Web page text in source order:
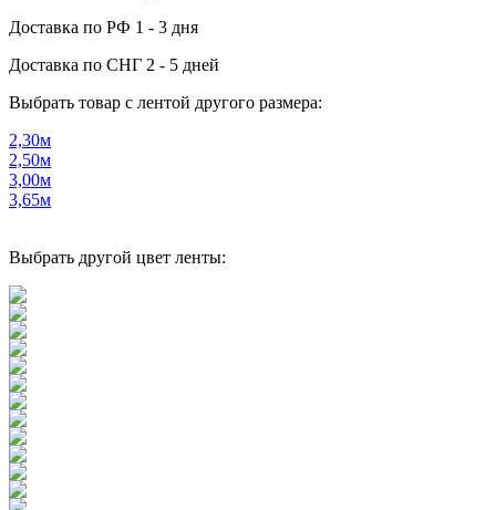
Доставка по РФ 1 - 3 дня
Доставка по СНГ 2 - 5 дней
Выбрать товар с лентой другого размера:
2,30м
2,50м
3,00м
3,65м
Выбрать другой цвет ленты: